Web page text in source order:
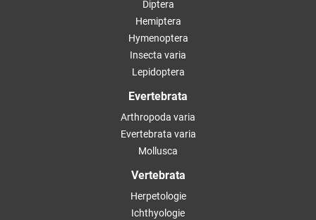
Diptera
Hemiptera
Hymenoptera
Insecta varia
Lepidoptera
Evertebrata
Arthropoda varia
Evertebrata varia
Mollusca
Vertebrata
Herpetologie
Ichthyologie